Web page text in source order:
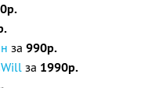
за 990р.
за 1990р.